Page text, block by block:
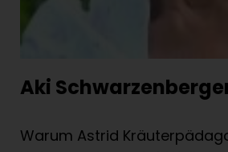
Aki
Warum Astrid